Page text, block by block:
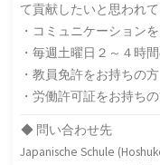
て貢献したいと思われ
・コミュニケーション
・毎週土曜日２～４時
・教員免許をお持ちの
・労働許可証をお持ち
◆ 問い合わせ先
Japanische Schule